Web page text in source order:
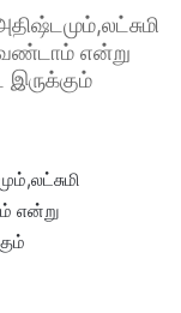
என்று
என்று